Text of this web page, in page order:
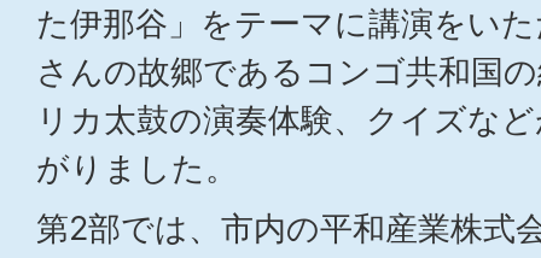
た伊那谷」をテーマに講演をい
さんの故郷であるコンゴ共和国
リカ太鼓の演奏体験、クイズな
がりました。
第2部では、市内の平和産業株式